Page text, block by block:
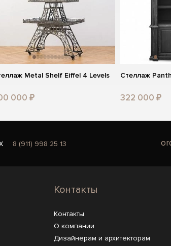
Metal Shelf Eiffel 4 Levels
000 ₽
Стеллаж
322 000 ₽
8 (911) 998 25 13
Контакты
Контакты
О компании
Дизайнерам и архитекторам